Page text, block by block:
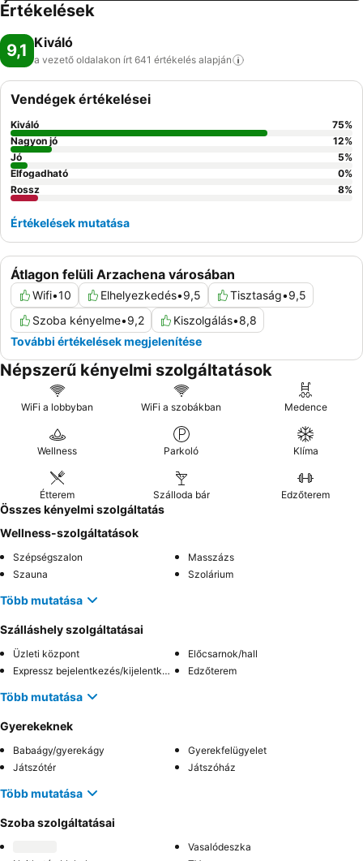
Értékelések
9,1 Kiváló
a vezető oldalakon írt 641 értékelés alapján
Átlagon felüli Arzachena városában
Wifi•10 Elhelyezkedés•9,5 Tisztaság•9,5
Szoba kényelme•9,2 Kiszolgálás•8,8
További értékelések megjelenítése
Vendégek értékelései
Kiváló 75%
Nagyon jó
12%
Jó
5%
Elfogadható
0%
Rossz
8%
Értékelések mutatása
Népszerű kényelmi szolgáltatások
WiFi a lobbyban WiFi a szobákban Medence
Wellness Parkoló Klíma
Étterem Szálloda bár Edzőterem
Összes kényelmi szolgáltatás
Wellness-szolgáltatások
Szépségszalon
Masszázs
Szauna
Szolárium
Több mutatása
Szálláshely szolgáltatásai
Üzleti központ
Előcsarnok/hall
Expressz bejelentkezés/kijelentkezés
Edzőterem
Több mutatása
Gyerekeknek
Babaágy/gyerekágy
Gyerekfelügyelet
Játszótér
Játszóház
Több mutatása
Szoba szolgáltatásai
Vasalódeszka